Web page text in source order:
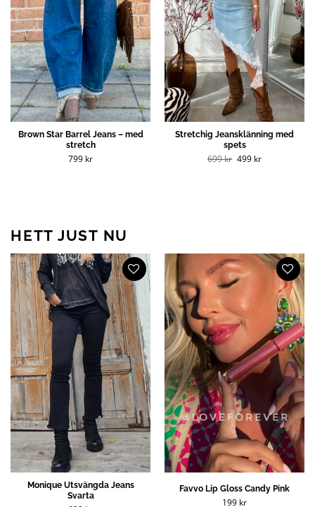
Brown Star Barrel Jeans – med
stretch
799 kr
Stretchig Jeansklänning med
spets
699kr Det
ursprungliga
499 krDet
HETT JUST NU
Monique Utsvängda Jeans
Svarta
Favvo Lip Gloss Candy Pink
199 kr